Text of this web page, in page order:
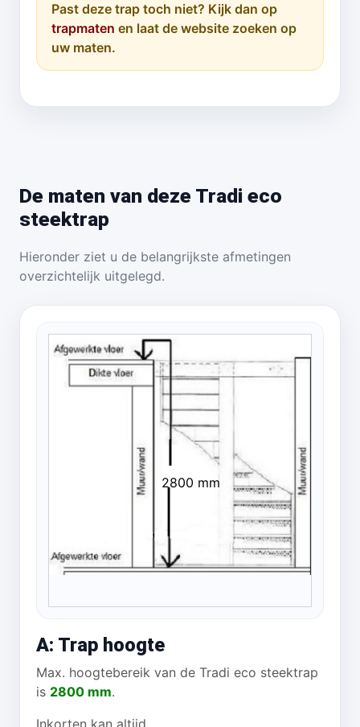
Past deze trap toch niet? Kijk dan op
trapmaten en laat de website zoeken op
uw maten.
De maten van deze Tradi eco
steektrap
Hieronder ziet u de belangrijkste afmetingen
overzichtelijk uitgelegd.
2800 mm
A: Trap hoogte
Max. hoogtebereik van de Tradi eco steektrap
is 2800 mm.
Inkorten kan altijd.